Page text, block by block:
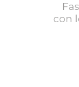
con